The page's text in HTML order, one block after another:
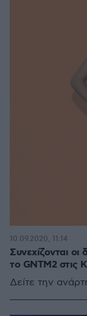
Συνεχίζονται
το GNTM2 στις
Δείτε την
10.09.2020, 11:14